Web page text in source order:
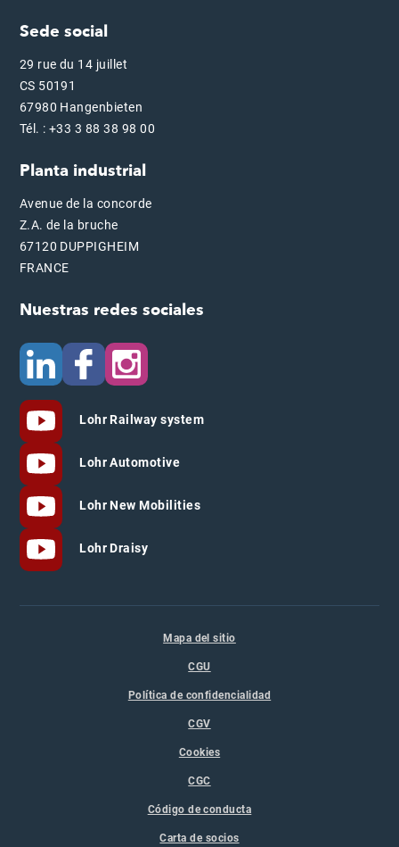
Sede social
29 rue du 14 juillet
CS 50191
67980 Hangenbieten
Tél. : +33 3 88 38 98 00
Planta industrial
Avenue de la concorde
Z.A. de la bruche
67120 DUPPIGHEIM
FRANCE
Nuestras redes sociales
Lohr Railway system
Lohr Automotive
Lohr New Mobilities
Lohr Draisy
Mapa del sitio
CGU
Política de confidencialidad
CGV
Cookies
CGC
Código de conducta
Carta de socios